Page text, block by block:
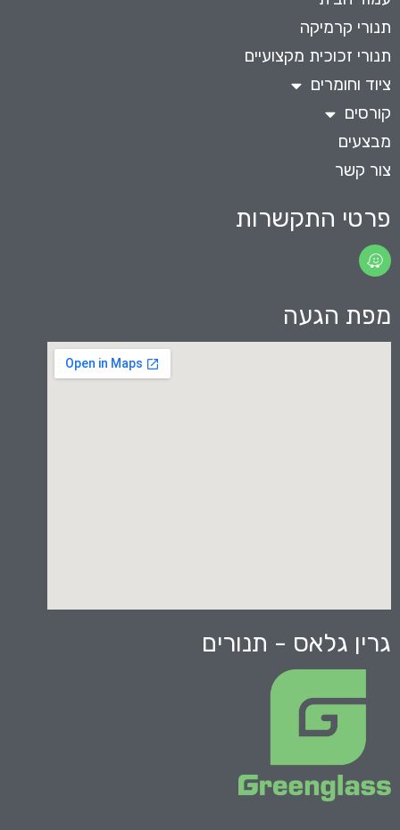
תנורי קרמיקה
תנורי זכוכית מקצועיים
ציוד וחומרים
קורסים
מבצעים
צור קשר
פרטי התקשרות
מפת הגעה
גרין גלאס - תנורים